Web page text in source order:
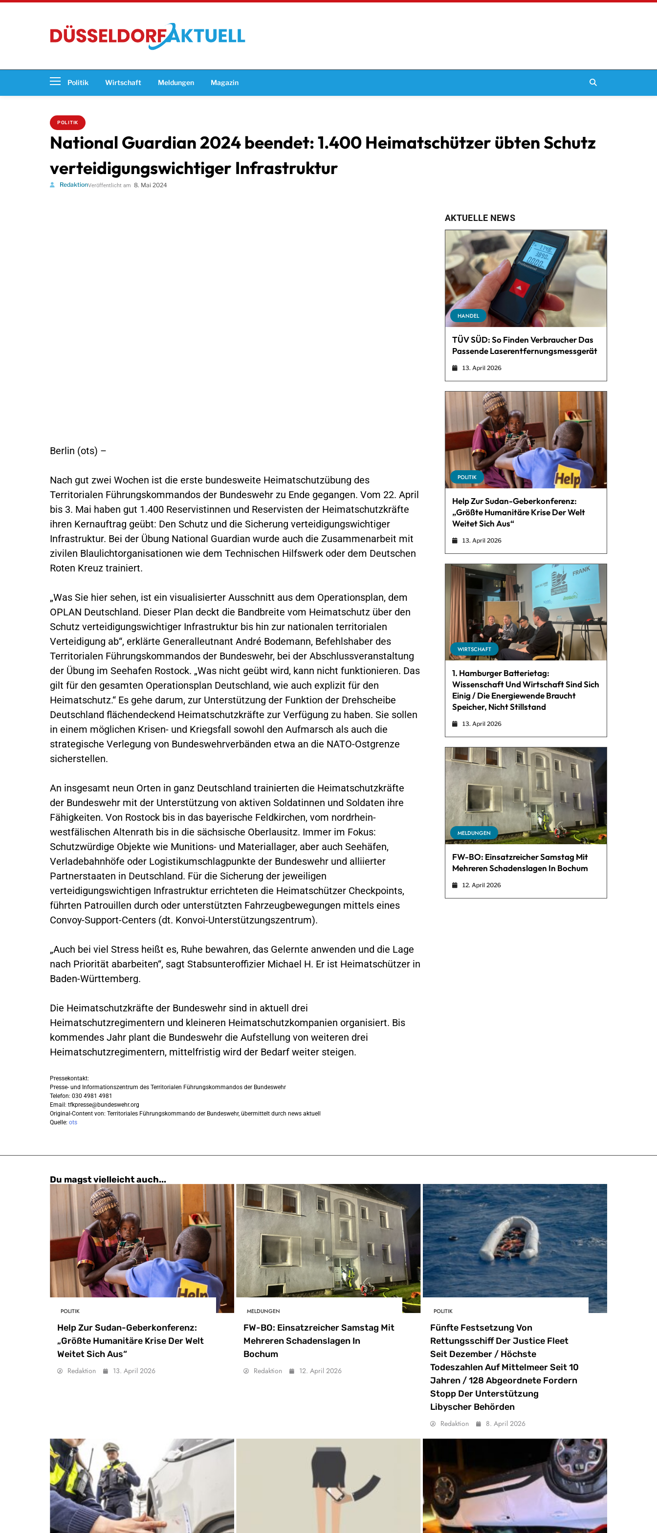
Politik Wirtschaft Meldungen Magazin
POLITIK
National Guardian 2024 beendet: 1.400 Heimatschützer übten Schutz
verteidigungswichtiger Infrastruktur
RedaktionVeröffentlicht am 8. Mai 2024
Berlin (ots) –
Nach gut zwei Wochen ist die erste bundesweite Heimatschutzübung des
Territorialen Führungskommandos der Bundeswehr zu Ende gegangen. Vom 22. April
bis 3. Mai haben gut 1.400 Reservistinnen und Reservisten der Heimatschutzkräfte
ihren Kernauftrag geübt: Den Schutz und die Sicherung verteidigungswichtiger
Infrastruktur. Bei der Übung National Guardian wurde auch die Zusammenarbeit mit
zivilen Blaulichtorganisationen wie dem Technischen Hilfswerk oder dem Deutschen
Roten Kreuz trainiert.
„Was Sie hier sehen, ist ein visualisierter Ausschnitt aus dem Operationsplan, dem
OPLAN Deutschland. Dieser Plan deckt die Bandbreite vom Heimatschutz über den
Schutz verteidigungswichtiger Infrastruktur bis hin zur nationalen territorialen
Verteidigung ab“, erklärte Generalleutnant André Bodemann, Befehlshaber des
Territorialen Führungskommandos der Bundeswehr, bei der Abschlussveranstaltung
der Übung im Seehafen Rostock. „Was nicht geübt wird, kann nicht funktionieren. Das
gilt für den gesamten Operationsplan Deutschland, wie auch explizit für den
Heimatschutz.“ Es gehe darum, zur Unterstützung der Funktion der Drehscheibe
Deutschland flächendeckend Heimatschutzkräfte zur Verfügung zu haben. Sie sollen
in einem möglichen Krisen- und Kriegsfall sowohl den Aufmarsch als auch die
strategische Verlegung von Bundeswehrverbänden etwa an die NATO-Ostgrenze
sicherstellen.
An insgesamt neun Orten in ganz Deutschland trainierten die Heimatschutzkräfte
der Bundeswehr mit der Unterstützung von aktiven Soldatinnen und Soldaten ihre
Fähigkeiten. Von Rostock bis in das bayerische Feldkirchen, vom nordrhein-
westfälischen Altenrath bis in die sächsische Oberlausitz. Immer im Fokus:
Schutzwürdige Objekte wie Munitions- und Materiallager, aber auch Seehäfen,
Verladebahnhöfe oder Logistikumschlagpunkte der Bundeswehr und alliierter
Partnerstaaten in Deutschland. Für die Sicherung der jeweiligen
verteidigungswichtigen Infrastruktur errichteten die Heimatschützer Checkpoints,
führten Patrouillen durch oder unterstützten Fahrzeugbewegungen mittels eines
Convoy-Support-Centers (dt. Konvoi-Unterstützungszentrum).
„Auch bei viel Stress heißt es, Ruhe bewahren, das Gelernte anwenden und die Lage
nach Priorität abarbeiten“, sagt Stabsunteroffizier Michael H. Er ist Heimatschützer in
Baden-Württemberg.
Die Heimatschutzkräfte der Bundeswehr sind in aktuell drei
Heimatschutzregimentern und kleineren Heimatschutzkompanien organisiert. Bis
kommendes Jahr plant die Bundeswehr die Aufstellung von weiteren drei
Heimatschutzregimentern, mittelfristig wird der Bedarf weiter steigen.
Pressekontakt:
Presse- und Informationszentrum des Territorialen Führungskommandos der Bundeswehr
Telefon: 030 4981 4981
Email: tfkpresse@bundeswehr.org
Original-Content von: Territoriales Führungskommando der Bundeswehr, übermittelt durch news aktuell
Quelle: ots
AKTUELLE NEWS
HANDEL
TÜV SÜD: So Finden Verbraucher Das
Passende Laserentfernungsmessgerät
13. April 2026
POLITIK
Help Zur Sudan-Geberkonferenz:
„Größte Humanitäre Krise Der Welt
Weitet Sich Aus“
13. April 2026
WIRTSCHAFT
1. Hamburger Batterietag:
Wissenschaft Und Wirtschaft Sind Sich
Einig / Die Energiewende Braucht
Speicher, Nicht Stillstand
13. April 2026
MELDUNGEN
FW-BO: Einsatzreicher Samstag Mit
Mehreren Schadenslagen In Bochum
12. April 2026
Du magst vielleicht auch...
POLITIK
Help Zur Sudan-Geberkonferenz:
„Größte Humanitäre Krise Der Welt
Weitet Sich Aus“
Redaktion 13. April 2026
MELDUNGEN
FW-BO: Einsatzreicher Samstag Mit
Mehreren Schadenslagen In
Bochum
Redaktion 12. April 2026
POLITIK
Fünfte Festsetzung Von
Rettungsschiff Der Justice Fleet
Seit Dezember / Höchste
Todeszahlen Auf Mittelmeer Seit 10
Jahren / 128 Abgeordnete Fordern
Stopp Der Unterstützung
Libyscher Behörden
Redaktion 8. April 2026